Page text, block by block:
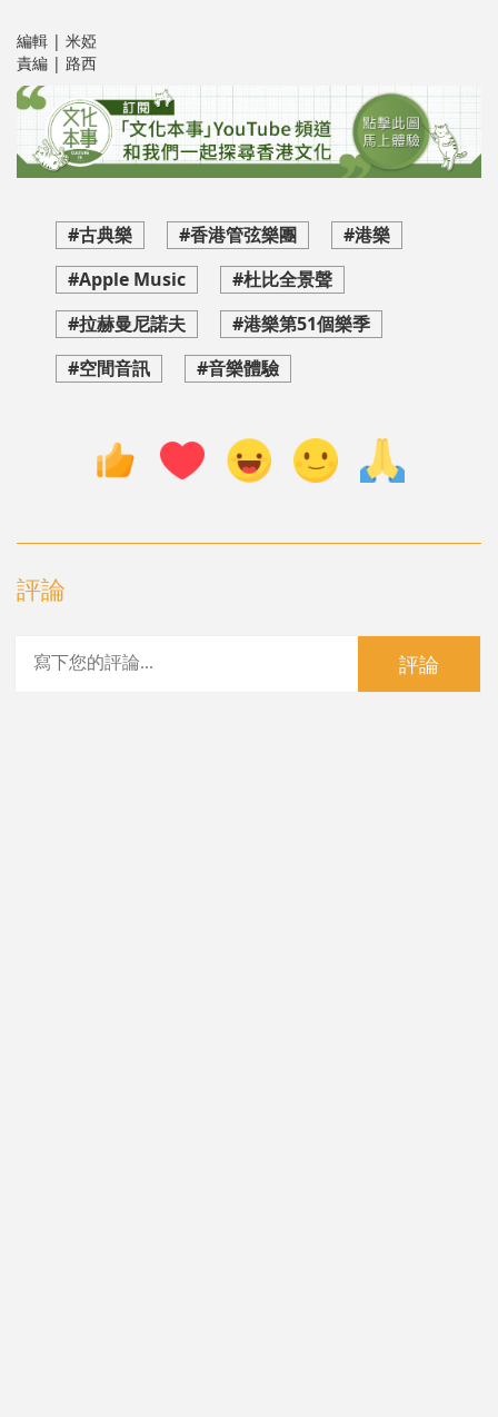
編輯 | 米婭
責編 | 路西
#古典樂 #香港管弦樂團
#港樂
#Apple Music
#杜比全景聲
#拉赫曼尼諾夫
#港樂第51個樂季
#空間音訊
#音樂體驗
評論
評論